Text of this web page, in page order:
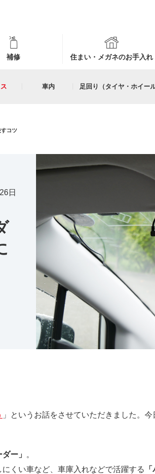
補修 住まい・メガネのお手入れ
車内 足回り（タイヤ・ホイール
コツ
日
」というお話をさせていただきました。
ー」
。
くい車など、車庫入れなどで活躍する